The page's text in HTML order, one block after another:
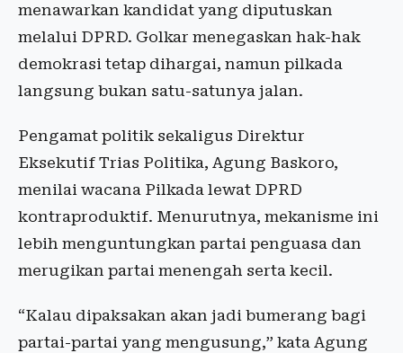
menawarkan kandidat yang diputuskan
melalui DPRD. Golkar menegaskan hak-hak
demokrasi tetap dihargai, namun pilkada
langsung bukan satu-satunya jalan.
Pengamat politik sekaligus Direktur
Eksekutif Trias Politika, Agung Baskoro,
menilai wacana Pilkada lewat DPRD
kontraproduktif. Menurutnya, mekanisme ini
lebih menguntungkan partai penguasa dan
merugikan partai menengah serta kecil.
“Kalau dipaksakan akan jadi bumerang bagi
partai-partai yang mengusung,” kata Agung